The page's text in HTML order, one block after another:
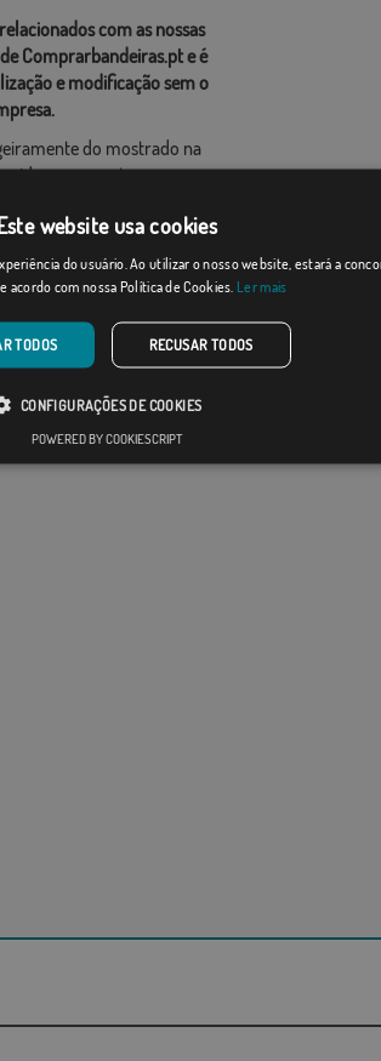
com as nossas
Comprarbandeiras.pt e é
e modificação sem o
do mostrado na
sem mastro.
tons de cores.
website usa cookies
do usuário. Ao utilizar o nosso website, estará a
acordo com nossa Política de Cookies. Ler mais
TODOS RECUSAR TODOS
CONFIGURAÇÕES DE COOKIES
POWERED BY COOKIESCRIPT